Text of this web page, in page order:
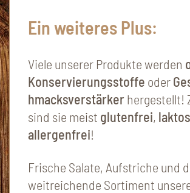
Ein weiteres Plus:
Viele unserer Produkte werden
Konservierungsstoffe oder
hmacksverstärker hergestellt!
sind sie meist glutenfrei,
allergenfrei!
Frische Salate, Aufstriche und
weitreichende Sortiment